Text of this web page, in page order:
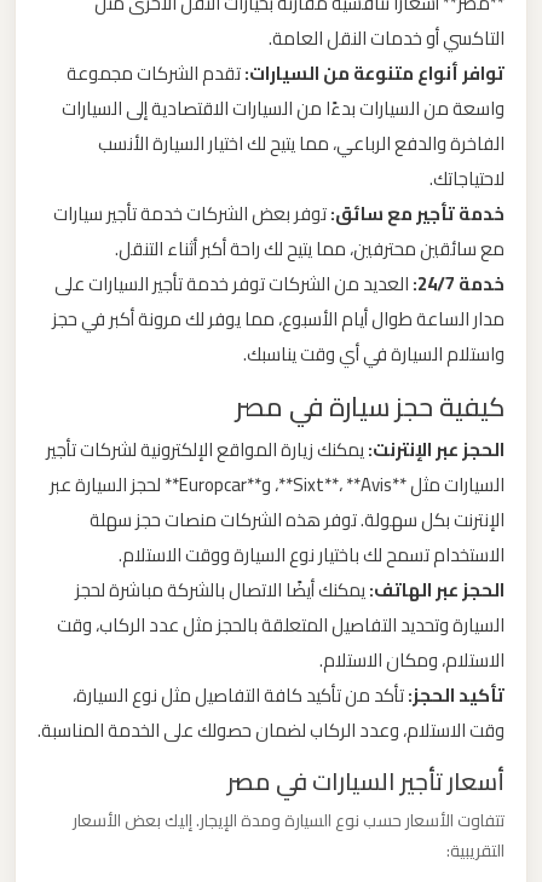
التاكسي أو خدمات النقل العامة.
توافر أنواع متنوعة من السيارات:تقدم الشركات مجموعة
واسعة من السيارات بدءًا من السيارات الاقتصادية إلى السيارات
الفاخرة والدفع الرباعي، مما يتيح لك اختيار السيارة الأنسب
لاحتياجاتك.
خدمة تأجير مع سائق:توفر بعض الشركات خدمة تأجير سيارات
مع سائقين محترفين، مما يتيح لك راحة أكبر أثناء التنقل.
خدمة 24/7:
العديد من الشركات توفر خدمة تأجير السيارات على
مدار الساعة طوال أيام الأسبوع، مما يوفر لك مرونة أكبر في حجز
واستلام السيارة في أي وقت يناسبك.
كيفية حجز سيارة في مصر
الحجز عبر الإنترنت:يمكنك زيارة المواقع الإلكترونية لشركات تأجير
السيارات مثل **Sixt**، **Avis**، و**Europcar** لحجز السيارة عبر
الإنترنت بكل سهولة. توفر هذه الشركات منصات حجز سهلة
الاستخدام تسمح لك باختيار نوع السيارة ووقت الاستلام.
الحجز عبر الهاتف:يمكنك أيضًا الاتصال بالشركة مباشرة لحجز
السيارة وتحديد التفاصيل المتعلقة بالحجز مثل عدد الركاب، وقت
الاستلام، ومكان الاستلام.
تأكيد الحجز:تأكد من تأكيد كافة التفاصيل مثل نوع السيارة،
وقت الاستلام، وعدد الركاب لضمان حصولك على الخدمة المناسبة.
أسعار تأجير السيارات في مصر
تتفاوت الأسعار حسب نوع السيارة ومدة الإيجار. إليك بعض الأسعار
التقريبية:
القاهرة
مطار
العرب
ليموزين
الاسكندرية
مطار
القاهرة
ليموزين
مطار
مرسي
مطروح
ليموزين
مطار
الشيخ
ليموزين